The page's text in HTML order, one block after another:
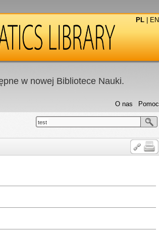
PL EN
w nowej Bibliotece Nauki.
Pomoc
O nas
test